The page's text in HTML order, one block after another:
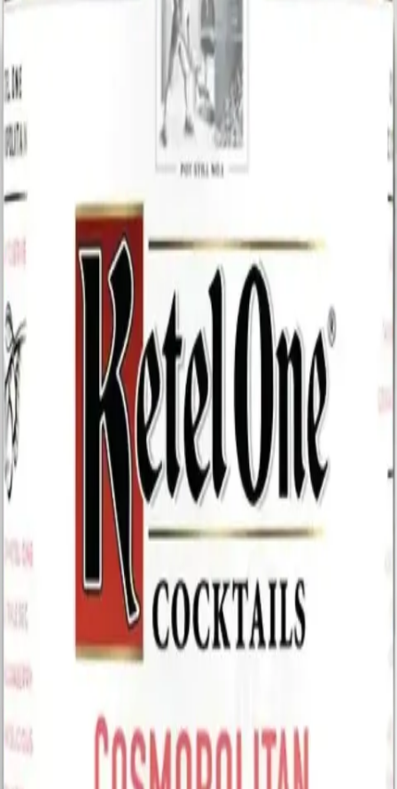
Agregar al carrito
Ketel One
Ketel One Cocktails
$16.79
Agregar al carrito
Ver vodkas disponibles
Vodka en Miami
El vodka es la base de media fiesta de Miami, y en El Gato Tuerto lo
tenemos como debe ser: limpio, frío y listo para servir. Sobre la
Calle Ocho, en Little Havana, vas a encontrar desde el clásico de
siempre hasta los premium y los saborizados para tus cocteles. Pasá
por la 8th Street o hacé tu pedido online: te confirmamos por
WhatsApp y, si estás en Miami, te lo llevamos a la puerta con pago
al recibir.
Clásicos y premium
Etiquetas conocidas y opciones de alta gama para regalar.
Saborizados
Para el cóctel, el martini o algo distinto.
Delivery en Miami
Confirmación por WhatsApp y pago al recibir.
Limpio, versátil y siempre a mano
El vodka es el comodín de la barra: sirve para el martini, para el
moscow mule y para el trago que armás sin pensar. Por eso en El
Gato Tuerto siempre tenemos variedad, del precio accesible para la
juntada al premium que se nota cuando lo destapás. Si querés un
saborizado para algo creativo, también lo tenemos.